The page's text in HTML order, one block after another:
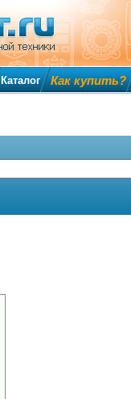
Каталог Как купить?